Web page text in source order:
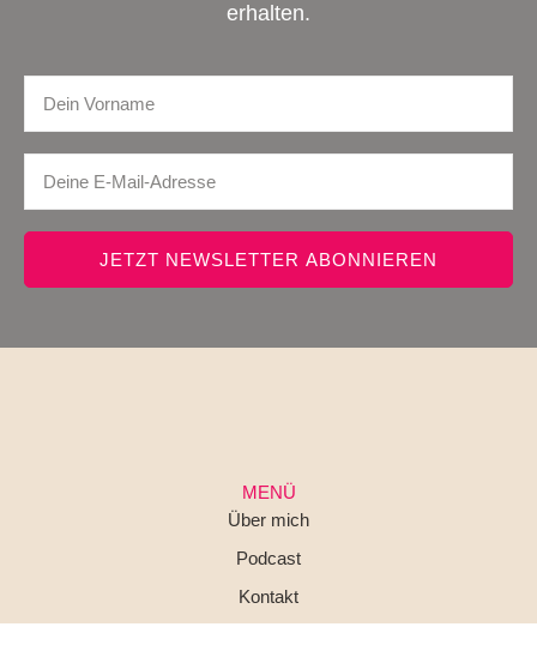
erhalten.
JETZT NEWSLETTER ABONNIEREN
MENÜ
Über mich
Podcast
Kontakt